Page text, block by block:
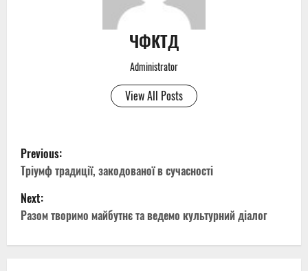
ЧФКТД
Administrator
View All Posts
P
o
s
Previous:
Тріумф традиції, закодованої в сучасності
Next:
Разом творимо майбутнє та ведемо культурний діалог